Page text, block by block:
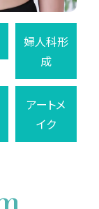
婦人科形
成
アートメ
イク